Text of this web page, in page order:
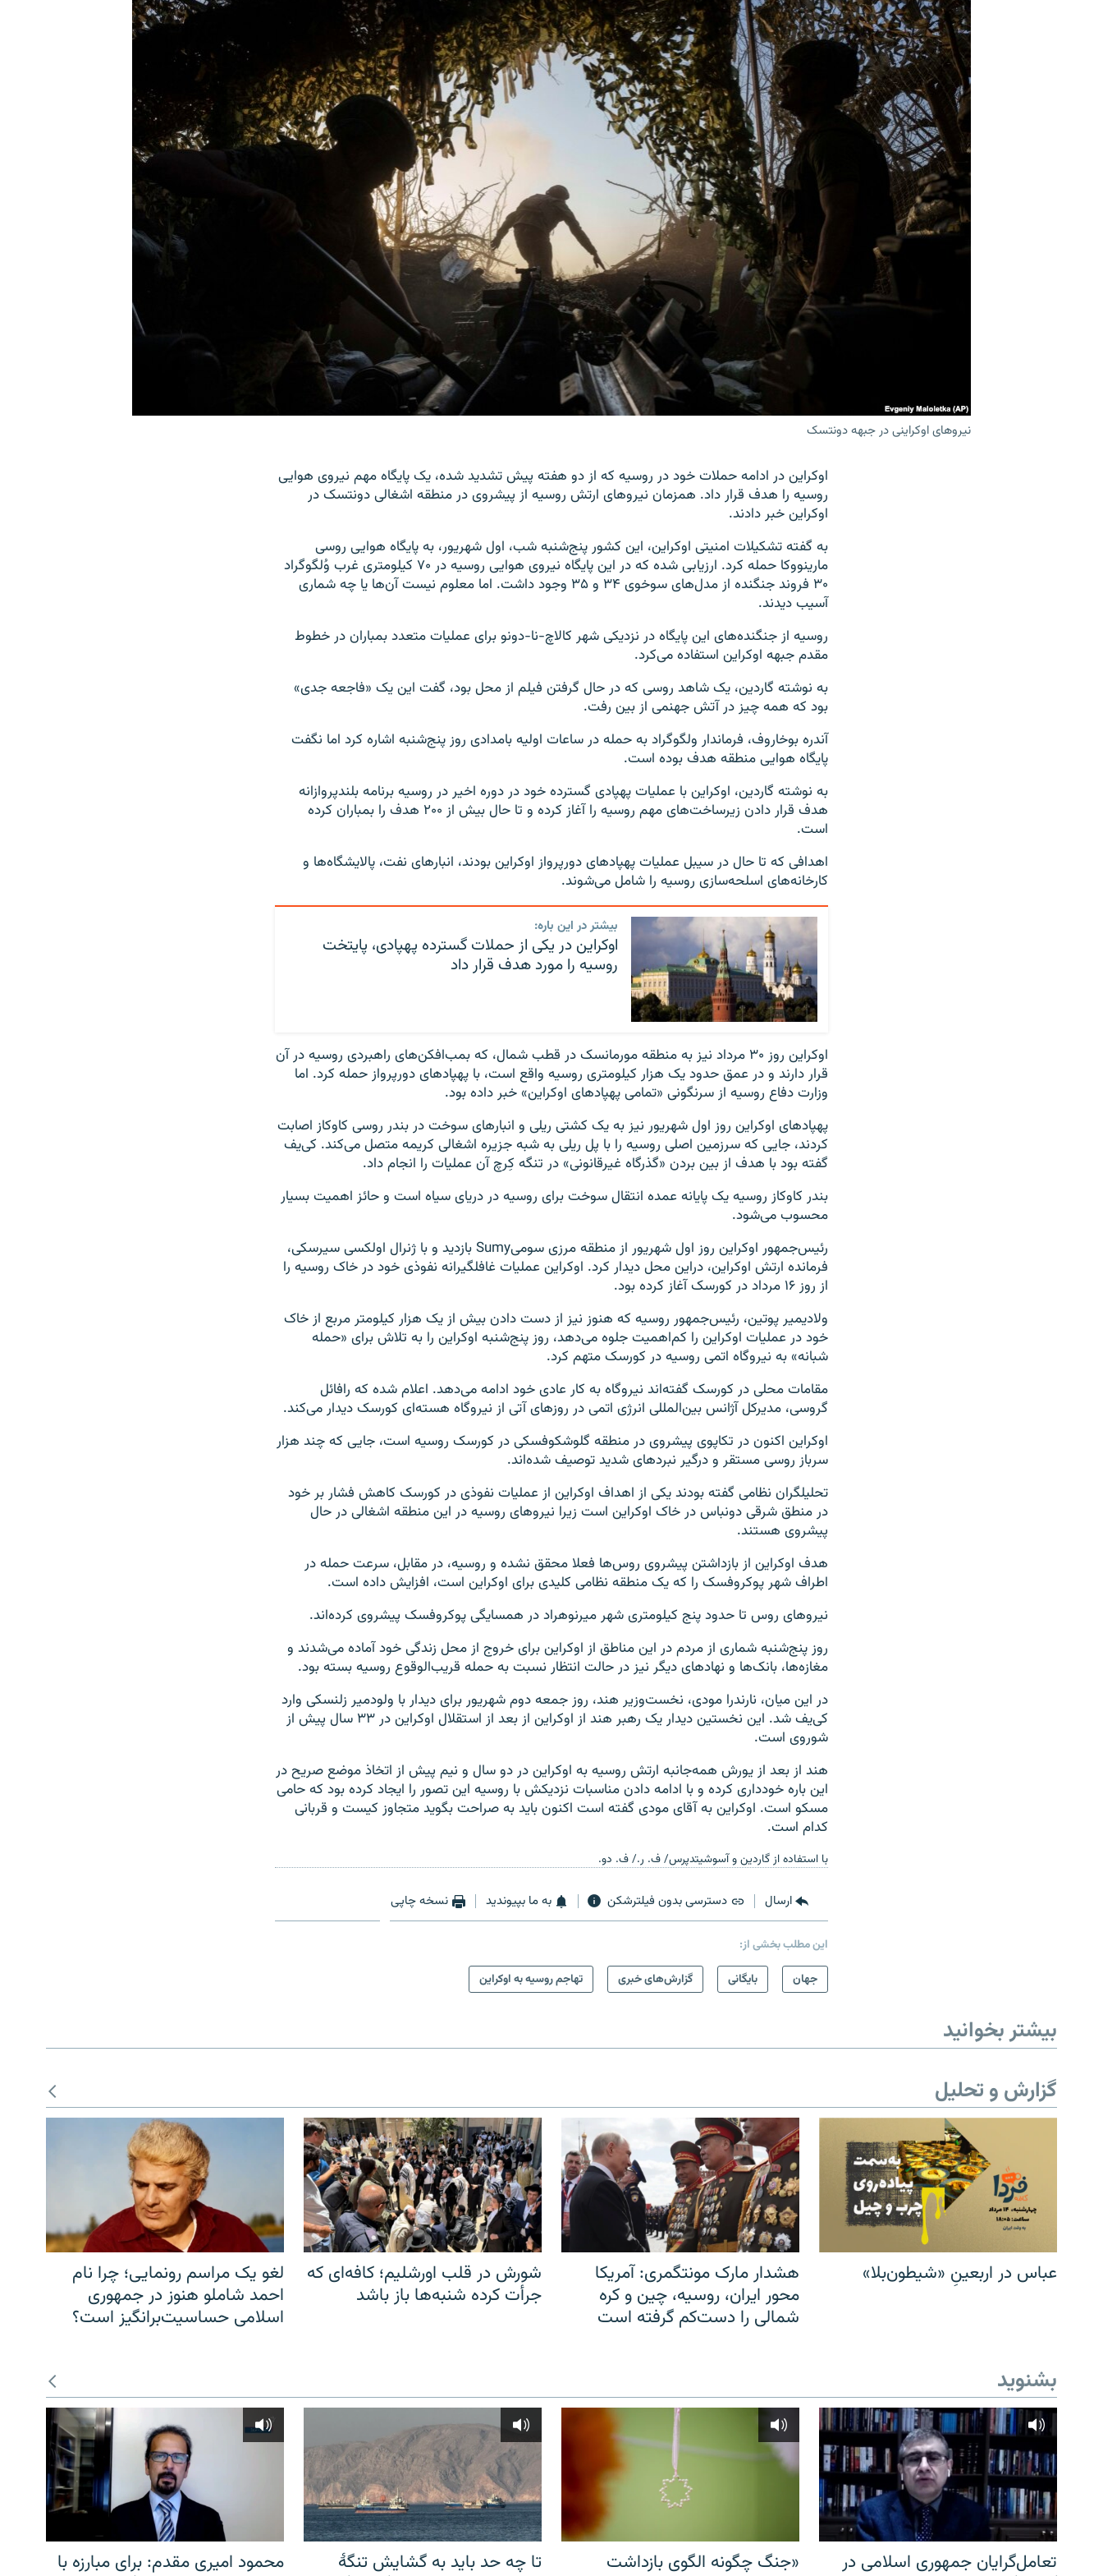
نیروهای اوکراینی در جبهه دونتسک
اوکراین در ادامه حملات خود در روسیه که از دو هفته پیش تشدید شده، یک پایگاه مهم نیروی هوایی
روسیه را هدف قرار داد. همزمان نیروهای ارتش روسیه از پیشروی در منطقه اشغالی دونتسک در
اوکراین خبر دادند.
به گفته تشکیلات امنیتی اوکراین، این کشور پنج‌شنبه شب، اول شهریور، به پایگاه هوایی روسی
مارینووکا حمله کرد. ارزیابی شده که در این پایگاه نیروی هوایی روسیه در ۷۰ کیلومتری غرب وُلگوگراد
۳۰ فروند جنگنده از مدل‌های سوخوی ۳۴ و ۳۵ وجود داشت. اما معلوم نیست آن‌ها یا چه شماری
آسیب دیدند.
روسیه از جنگنده‌های این پایگاه در نزدیکی شهر کالاچ-نا-دونو برای عملیات متعدد بمباران در خطوط
مقدم جبهه اوکراین استفاده می‌کرد.
به نوشته گاردین، یک شاهد روسی که در حال گرفتن فیلم از محل بود، گفت این یک «فاجعه جدی»
بود که همه چیز در آتش جهنمی از بین رفت.
آندره بوخاروف، فرماندار ولگوگراد به حمله در ساعات اولیه بامدادی روز پنج‌شنبه اشاره کرد اما نگفت
پایگاه هوایی منطقه هدف بوده است.
به نوشته گاردین، اوکراین با عملیات پهپادی گسترده خود در دوره اخیر در روسیه برنامه بلندپروازانه
هدف قرار دادن زیرساخت‌های مهم روسیه را آغاز کرده و تا حال بیش از ۲۰۰ هدف را بمباران کرده
است.
اهدافی که تا حال در سیبل عملیات پهپادهای دورپرواز اوکراین بودند، انبارهای نفت، پالایشگاه‌ها و
کارخانه‌های اسلحه‌سازی روسیه را شامل می‌شوند.
بیشتر در این باره:
اوکراین در یکی از حملات گسترده پهپادی، پایتخت
روسیه را مورد هدف قرار داد
اوکراین روز ۳۰ مرداد نیز به منطقه مورمانسک در قطب شمال، که بمب‌افکن‌های راهبردی روسیه در آن
قرار دارند و در عمق حدود یک هزار کیلومتری روسیه واقع است، با پهپادهای دورپرواز حمله کرد. اما
وزارت دفاع روسیه از سرنگونی «تمامی پهپادهای اوکراین» خبر داده بود.
پهپادهای اوکراین روز اول شهریور نیز به یک کشتی ریلی و انبارهای سوخت در بندر روسی کاوکاز اصابت
کردند، جایی که سرزمین اصلی روسیه را با پل ریلی به شبه جزیره اشغالی کریمه متصل می‌کند. کی‌یف
گفته بود با هدف از بین بردن «گذرگاه غیرقانونی» در تنگه کِرچ آن عملیات را انجام داد.
بندر کاوکاز روسیه یک پایانه عمده انتقال سوخت برای روسیه در دریای سیاه است و حائز اهمیت بسیار
محسوب می‌شود.
رئیس‌جمهور اوکراین روز اول شهریور از منطقه مرزی سومیSumy بازدید و با ژنرال اولکسی سیرسکی،
فرمانده ارتش اوکراین، دراین محل دیدار کرد. اوکراین عملیات غافلگیرانه نفوذی خود در خاک روسیه را
از روز ۱۶ مرداد در کورسک آغاز کرده بود.
ولادیمیر پوتین، رئیس‌جمهور روسیه که هنوز نیز از دست دادن بیش از یک هزار کیلومتر مربع از خاک
خود در عملیات اوکراین را کم‌اهمیت جلوه می‌دهد، روز پنج‌شنبه اوکراین را به تلاش برای «حمله
شبانه» به نیروگاه اتمی روسیه در کورسک متهم کرد.
مقامات محلی در کورسک گفته‌اند نیروگاه به کار عادی خود ادامه می‌دهد. اعلام شده که رافائل
گروسی، مدیرکل آژانس بین‌المللی انرژی اتمی در روزهای آتی از نیروگاه هسته‌ای کورسک دیدار می‌کند.
اوکراین اکنون در تکاپوی پیشروی در منطقه گلوشکوفسکی در کورسک روسیه است، جایی که چند هزار
سرباز روسی مستقر و درگیر نبردهای شدید توصیف شده‌اند.
تحلیلگران نظامی گفته‌ بودند یکی از اهداف اوکراین از عملیات نفوذی در کورسک کاهش فشار بر خود
در منطق شرقی دونباس در خاک اوکراین است زیرا نیروهای روسیه در این منطقه اشغالی در حال
پیشروی هستند.
هدف اوکراین از بازداشتن پیشروی روس‌ها فعلا محقق نشده و روسیه، در مقابل، سرعت حمله در
اطراف شهر پوکروفسک را که یک منطقه نظامی کلیدی برای اوکراین است، افزایش داده است.
نیروهای روس تا حدود پنج کیلومتری شهر میرنوهراد در همسایگی پوکروفسک پیشروی کرده‌اند.
روز پنج‌شنبه شماری از مردم در این مناطق از اوکراین برای خروج از محل زندگی خود آماده می‌شدند و
مغازه‌ها، بانک‌ها و نهادهای دیگر نیز در حالت انتظار نسبت به حمله قریب‌الوقوع روسیه بسته بود.
در این میان، نارندرا مودی، نخست‌وزیر هند، روز جمعه دوم شهریور برای دیدار با ولودمیر زلنسکی وارد
کی‌یف شد. این نخستین دیدار یک رهبر هند از اوکراین از بعد از استقلال اوکراین در ۳۳ سال پیش از
شوروی است.
هند از بعد از یورش همه‌جانبه ارتش روسیه به اوکراین در دو سال و نیم پیش از اتخاذ موضع صریح در
این باره خودداری کرده و با ادامه دادن مناسبات نزدیکش با روسیه این تصور را ایجاد کرده بود که حامی
مسکو است. اوکراین به آقای مودی گفته است اکنون باید به صراحت بگوید متجاوز کیست و قربانی
کدام است.
با استفاده از گاردین و آسوشیتدپرس/ ف. ر./ ف. دو.
ارسال دسترسی بدون فیلترشکن به ما بپیوندید نسخه چاپی
این مطلب بخشی از:
جهان
بایگانی گزارش‌های خبری تهاجم روسیه به اوکراین
بیشتر بخوانید
گزارش و تحلیل
عباس در اربعینِ «شیطون‌بلا»
هشدار مارک مونتگمری: آمریکا
محور ایران، روسیه، چین و کره
شمالی را دست‌کم گرفته است
شورش در قلب اورشلیم؛ کافه‌ای که
جرأت کرده شنبه‌ها باز باشد
لغو یک مراسم رونمایی؛ چرا نام
احمد شاملو هنوز در جمهوری
اسلامی حساسیت‌برانگیز است؟
بشنوید
تعامل‌گرایان جمهوری اسلامی در
«جنگ چگونه الگوی بازداشت
تا چه حد باید به گشایش تنگهٔ
محمود امیری مقدم: برای مبارزه با